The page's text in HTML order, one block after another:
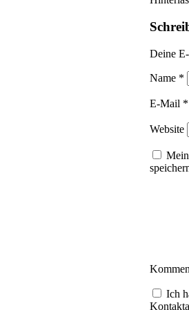
Deine
Name *
E-Mail *
Website
Ich